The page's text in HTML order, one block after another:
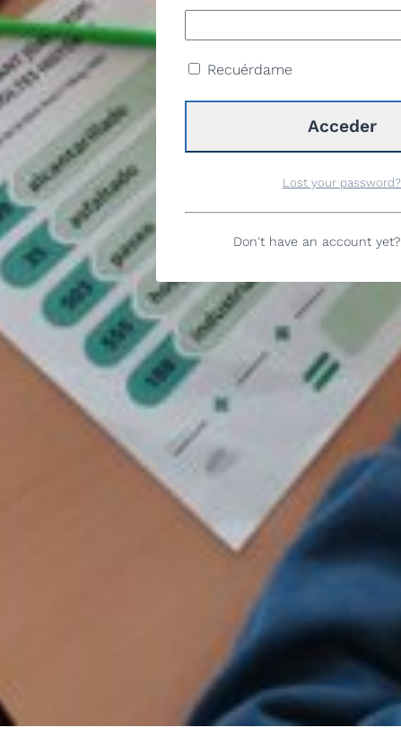
Recuérdame
Lost your password?
Don't have an account yet?